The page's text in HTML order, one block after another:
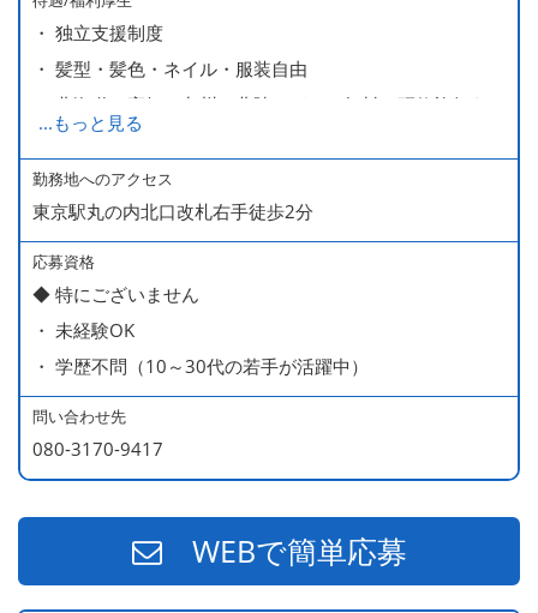
・ 独立支援制度
・ 髪型・髪色・ネイル・服装自由
・ 北海道や高知、九州、北陸などへの無料の研修旅行あり
ます
・ 無料の美味しい まかない食 あり
...もっと見る
勤務地へのアクセス
東京駅丸の内北口改札右手徒歩2分
応募資格
◆ 特にございません
・ 未経験OK
・ 学歴不問（10～30代の若手が活躍中）
問い合わせ先
080-3170-9417
WEBで簡単応募